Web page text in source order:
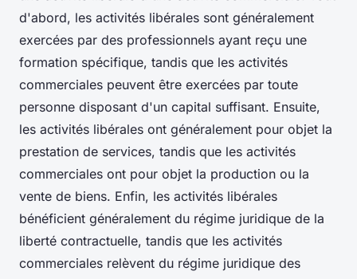
d'abord, les activités libérales sont généralement
exercées par des professionnels ayant reçu une
formation spécifique, tandis que les activités
commerciales peuvent être exercées par toute
personne disposant d'un capital suffisant. Ensuite,
les activités libérales ont généralement pour objet la
prestation de services, tandis que les activités
commerciales ont pour objet la production ou la
vente de biens. Enfin, les activités libérales
bénéficient généralement du régime juridique de la
liberté contractuelle, tandis que les activités
commerciales relèvent du régime juridique des